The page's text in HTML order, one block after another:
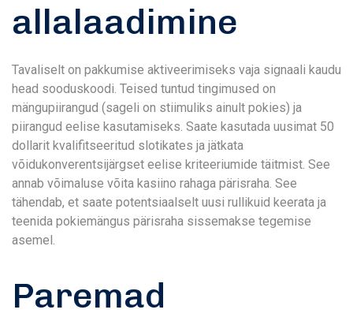
allalaadimine
Tavaliselt on pakkumise aktiveerimiseks vaja signaali kaudu
head sooduskoodi. Teised tuntud tingimused on
mängupiirangud (sageli on stiimuliks ainult pokies) ja
piirangud eelise kasutamiseks. Saate kasutada uusimat 50
dollarit kvalifitseeritud slotikates ja jätkata
võidukonverentsijärgset eelise kriteeriumide täitmist. See
annab võimaluse võita kasiino rahaga pärisraha. See
tähendab, et saate potentsiaalselt uusi rullikuid keerata ja
teenida pokiemängus pärisraha sissemakse tegemise
asemel.
Paremad